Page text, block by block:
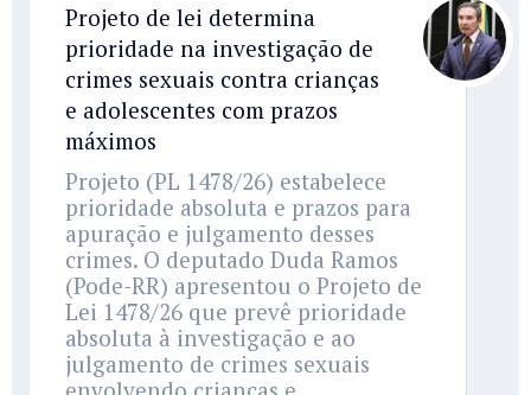
Projeto de lei determina
prioridade na investigação de
crimes sexuais contra crianças
e adolescentes com prazos
máximos
Projeto (PL 1478/26) estabelece
prioridade absoluta e prazos para
apuração e julgamento desses
crimes. O deputado Duda Ramos
(Pode-RR) apresentou o Projeto de
Lei 1478/26 que prevê prioridade
absoluta à investigação e ao
julgamento de crimes sexuais